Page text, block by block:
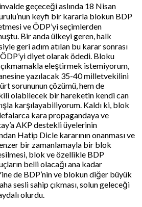
geçeceği aslında 18 Nisan
keyfi bir kararla blokun BDP
ve ÖDP’yi seçimlerden
Bir anda ülkeyi geren, halk
geri adım atılan bu karar sonrası
diyet olarak ödedi. Bloku
eleştirmek istemiyorum,
yazılacak 35-40 milletvekilini
sorununun çözümü, hem de
olabilecek bir hareketin kendi can
karşılayabiliyorum. Kaldı ki, blok
kara propagandaya ve
AKP destekli üyelerinin
Hatip Dicle kararının onanması ve
bir zamanlamayla bir blok
blok ve özellikle BDP
belli olacağı ana kadar
de BDP’nin ve blokun diğer büyük
sesli sahip çıkması, solun geleceği
olurdu.